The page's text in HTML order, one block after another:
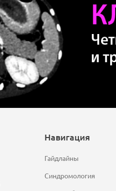
Навигация
Гайдлайны
Синдромология